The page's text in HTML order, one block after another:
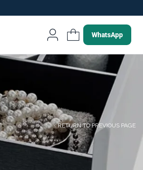
WhatsApp
RETURN TO PREVIOUS PAGE